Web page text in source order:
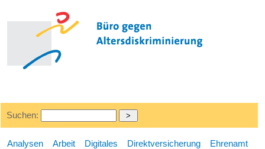
Suchen:
Analysen Arbeit Digitales Direktversicherung
Ehrenamt